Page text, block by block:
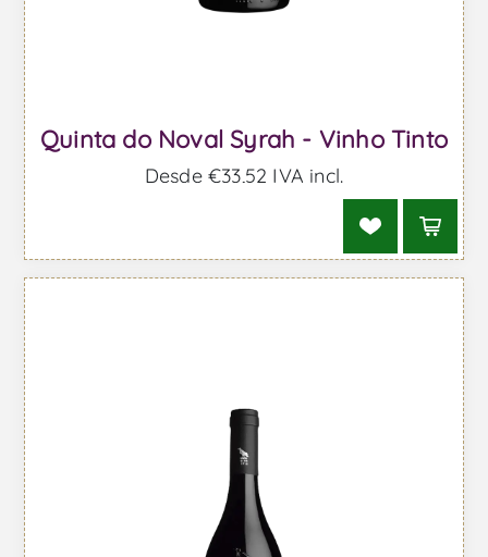
Quinta do Noval Syrah - Vinho Tinto
Desde €33,52 IVA incl.